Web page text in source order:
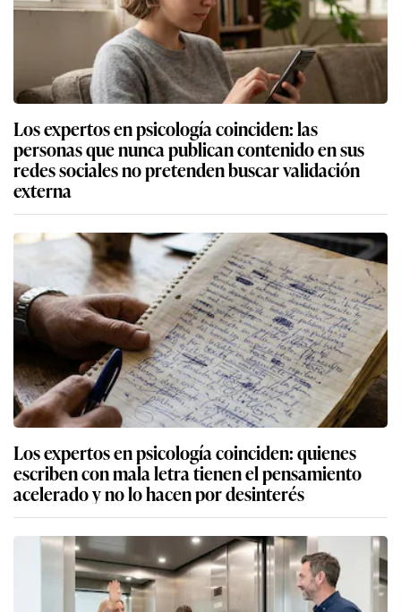
Los expertos en psicología coinciden: las
personas que nunca publican contenido en sus
redes sociales no pretenden buscar validación
externa
Los expertos en psicología coinciden: quienes
escriben con mala letra tienen el pensamiento
acelerado y no lo hacen por desinterés